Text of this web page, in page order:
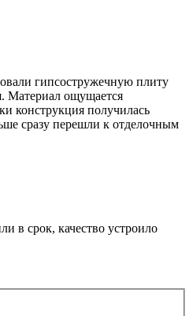
гипсостружечную плиту
Материал ощущается
конструкция получилась
сразу перешли к отделочным
в срок, качество устроило